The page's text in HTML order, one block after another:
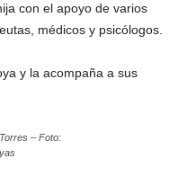
con el apoyo de varios
médicos y psicólogos.
y la acompaña a sus
– Foto: